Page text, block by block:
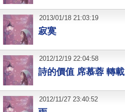
寂寞
2013/01/18 21:03:19
詩的價值 席慕蓉 轉載
2012/12/19 22:04:58
2012/11/27 23:40:52